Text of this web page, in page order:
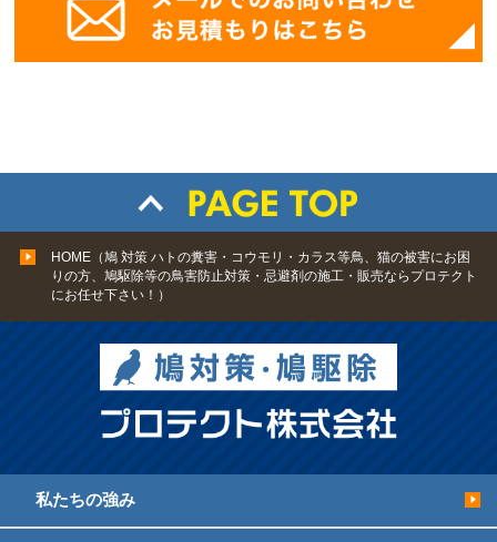
HOME（鳩 対策 ハトの糞害・コウモリ・カラス等鳥、猫の被害にお困
りの方、鳩駆除等の鳥害防止対策・忌避剤の施工・販売ならプロテクト
にお任せ下さい！）
私たちの強み